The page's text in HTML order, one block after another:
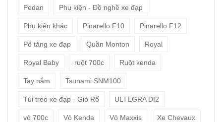
Pedan Phụ kiện - Đồ nghề xe đạp
Phụ kiện khác Pinarello F10 Pinarello F12
Pô tăng xe đạp Quần Monton Royal
Royal Baby ruột 700c Ruột kenda
Tay nắm Tsunami SNM100
Túi treo xe đạp - Giỏ Rổ ULTEGRA DI2
vỏ 700c Vỏ Kenda Vỏ Maxxis Xe Chevaux